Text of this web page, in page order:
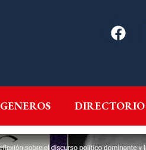
GENEROS DIRECTORIO
GENEROS